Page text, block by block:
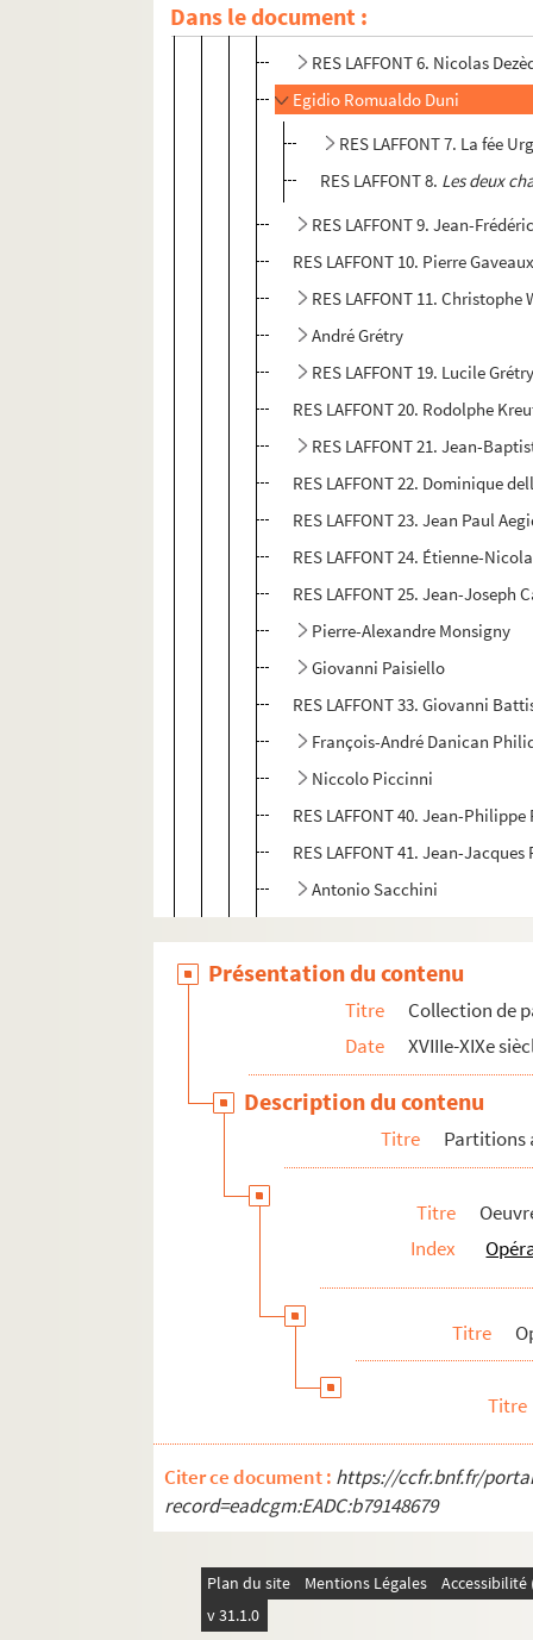
Dans le document :Nicolas Dalayrac
RES LAFFONT 6. Nicolas
Egidio Romualdo Duni
RES LAFFONT 7. La fée
RES LAFFONT 8. Les deux
RES LAFFONT 9. Jean-
RES LAFFONT 10. Pierre
RES LAFFONT 11.
André Grétry
RES LAFFONT 19. Lucile
RES LAFFONT 20. Rodolphe
RES LAFFONT 21. Jean-
RES LAFFONT 22. Dominique
RES LAFFONT 23. Jean Paul
RES LAFFONT 24. Étienne-
RES LAFFONT 25. Jean-
Pierre-Alexandre Monsigny
Giovanni Paisiello
RES LAFFONT 33. Giovanni
François-André Danican
Niccolo Piccinni
RES LAFFONT 40. Jean-
RES LAFFONT 41. Jean-
Antonio Sacchini
Mélanges d'opéras
Oeuvres en italien
Recueil d'airs, d'ariettes et de
Ariettes séparées
RES LAFFONT 109. Parties de
Oeuvres religieuses
Symphonies, concertos et sonates
Chants patriotiques
Parties instrumentales isolées ou
Partitions contemporaines
Compositions Noël Laffont
Autres documents
Présentation du contenu
Titre
Collection de
Date
XVIIIe-XIXe
Description du contenu
Titre Partitions
Titre
Index
Titre
Titre
Citer ce document : https://ccfr.bnf.fr/
record=eadcgm:EADC:b79148679
Plan du site Mentions Légales
v 31.1.0